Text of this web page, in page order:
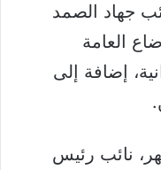
جهاد الصمد
العامة
إضافة إلى
نائب رئيس